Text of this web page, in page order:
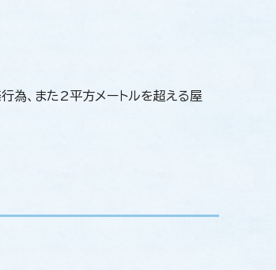
為、また2平方メートルを超える屋